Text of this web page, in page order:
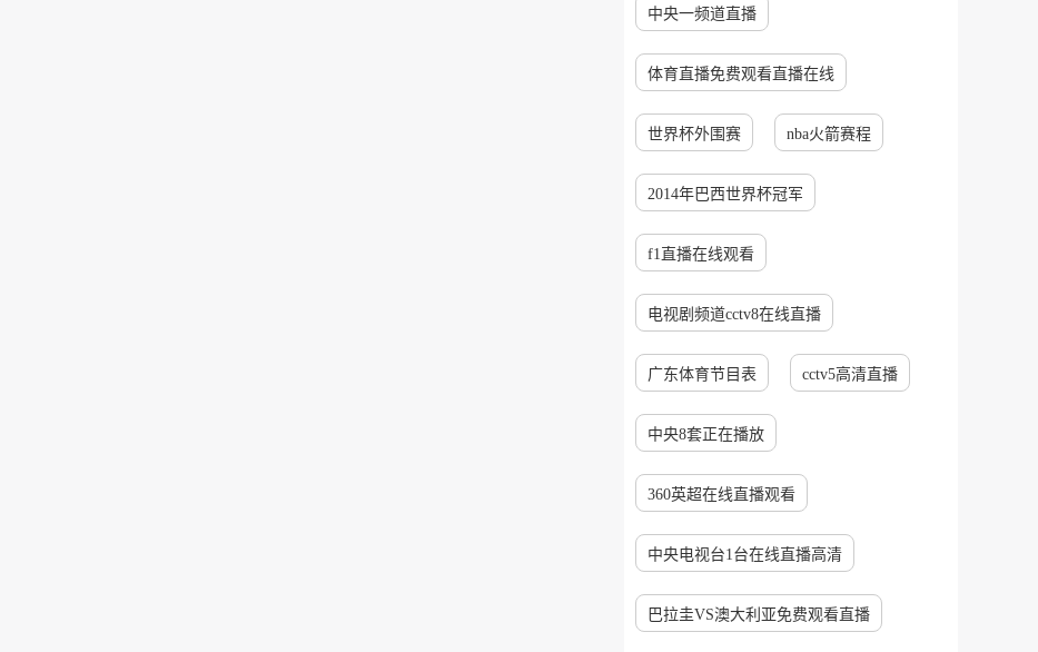
中央一频道直播
体育直播免费观看直播在线
世界杯外围赛 nba火箭赛程
2014年巴西世界杯冠军
f1直播在线观看
电视剧频道cctv8在线直播
广东体育节目表 cctv5高清直播
中央8套正在播放
360英超在线直播观看
中央电视台1台在线直播高清
巴拉圭VS澳大利亚免费观看直播